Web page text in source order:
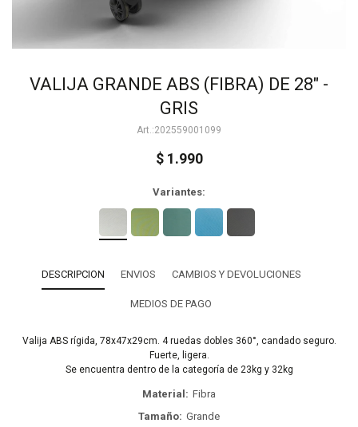
VALIJA GRANDE ABS (FIBRA) DE 28" -
GRIS
202559001099
$ 1.990
Variantes:
DESCRIPCION ENVIOS CAMBIOS Y DEVOLUCIONES
MEDIOS DE PAGO
Valija ABS rígida, 78x47x29cm. 4 ruedas dobles 360°, candado seguro.
Fuerte, ligera.
Se encuentra dentro de la categoría de 23kg y 32kg
Material
Fibra
Tamaño Grande